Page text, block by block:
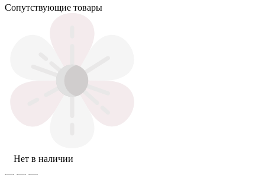
Сопутствующие товары
Нет в наличии